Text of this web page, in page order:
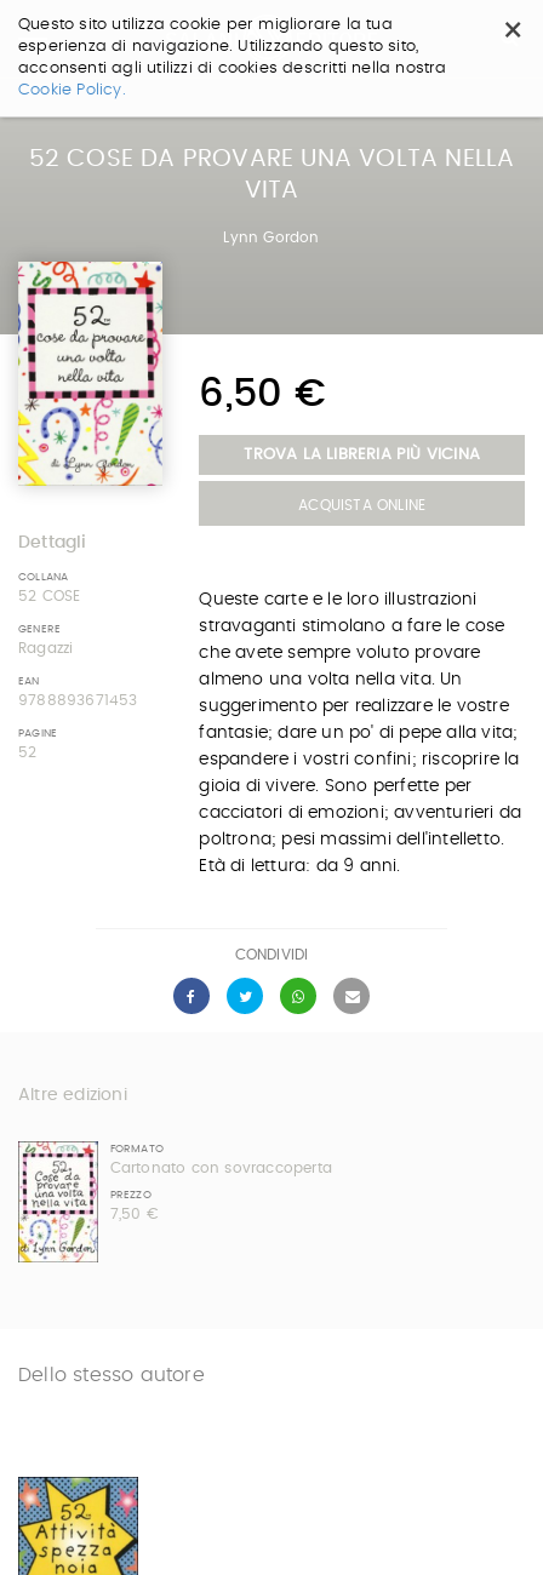
×
Questo sito utilizza cookie per migliorare la tua
esperienza di navigazione. Utilizzando questo sito,
acconsenti agli utilizzi di cookies descritti nella nostra
Cookie Policy.
Salta
Salta
52 COSE DA PROVARE UNA VOLTA NELLA
VITA
Lynn Gordon
Dettagli
COLLANA
52 COSE
GENERE
Ragazzi
EAN
9788893671453
PAGINE
52
6,50 €
TROVA LA LIBRERIA PIÙ VICINA
ACQUISTA ONLINE
Queste carte e le loro illustrazioni
stravaganti stimolano a fare le cose
che avete sempre voluto provare
almeno una volta nella vita. Un
suggerimento per realizzare le vostre
fantasie; dare un po' di pepe alla vita;
espandere i vostri confini; riscoprire la
gioia di vivere. Sono perfette per
cacciatori di emozioni; avventurieri da
poltrona; pesi massimi dell'intelletto.
Età di lettura: da 9 anni.
CONDIVIDI
Altre edizioni
FORMATO
Cartonato con sovraccoperta
PREZZO
7,50 €
Dello stesso autore